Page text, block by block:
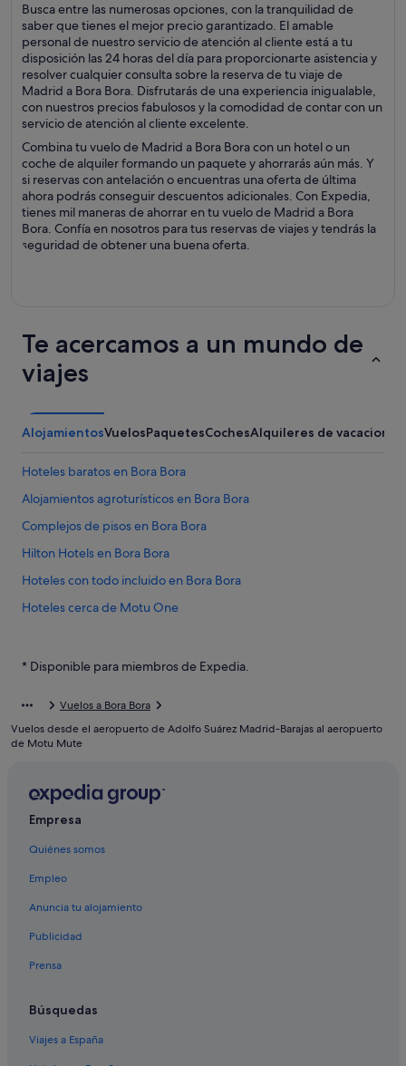
Busca entre las numerosas opciones, con la tranquilidad de
saber que tienes el mejor precio garantizado. El amable
personal de nuestro servicio de atención al cliente está a tu
disposición las 24 horas del día para proporcionarte asistencia y
resolver cualquier consulta sobre la reserva de tu viaje de
Madrid a Bora Bora. Disfrutarás de una experiencia inigualable,
con nuestros precios fabulosos y la comodidad de contar con un
servicio de atención al cliente excelente.
Combina tu vuelo de Madrid a Bora Bora con un hotel o un
coche de alquiler formando un paquete y ahorrarás aún más. Y
si reservas con antelación o encuentras una oferta de última
ahora podrás conseguir descuentos adicionales. Con Expedia,
tienes mil maneras de ahorrar en tu vuelo de Madrid a Bora
Bora. Confía en nosotros para tus reservas de viajes y tendrás la
seguridad de obtener una buena oferta.
Te acercamos a un mundo de
viajes
AlojamientosVuelosPaquetesCochesAlquileres de vacaciones
Hoteles baratos en Bora Bora
Alojamientos agroturísticos en Bora Bora
Complejos de pisos en Bora Bora
Hilton Hotels en Bora Bora
Hoteles con todo incluido en Bora Bora
Hoteles cerca de Motu One
Bora Bora hoteles
Hoteles con piscina en Bora Bora
Hoteles románticos en Bora Bora
Villas en Bora Bora
Hoteles boutique en Bora Bora
Hoteles en la playa en Bora Bora
Pensiones en Bora Bora
Lodges en Bora Bora
Moteles en Bora Bora
Hoteles de aventura en Bora Bora
Hoteles ecológicos en Bora Bora
Hoteles de 5 estrellas en Bora Bora
* Disponible para miembros de Expedia.
Vuelos a Bora Bora
Vuelos desde el aeropuerto de Adolfo Suárez Madrid-Barajas al aeropuerto
de Motu Mute
Empresa
Quiénes somos
Empleo
Anuncia tu alojamiento
Publicidad
Prensa
Búsquedas
Viajes a España